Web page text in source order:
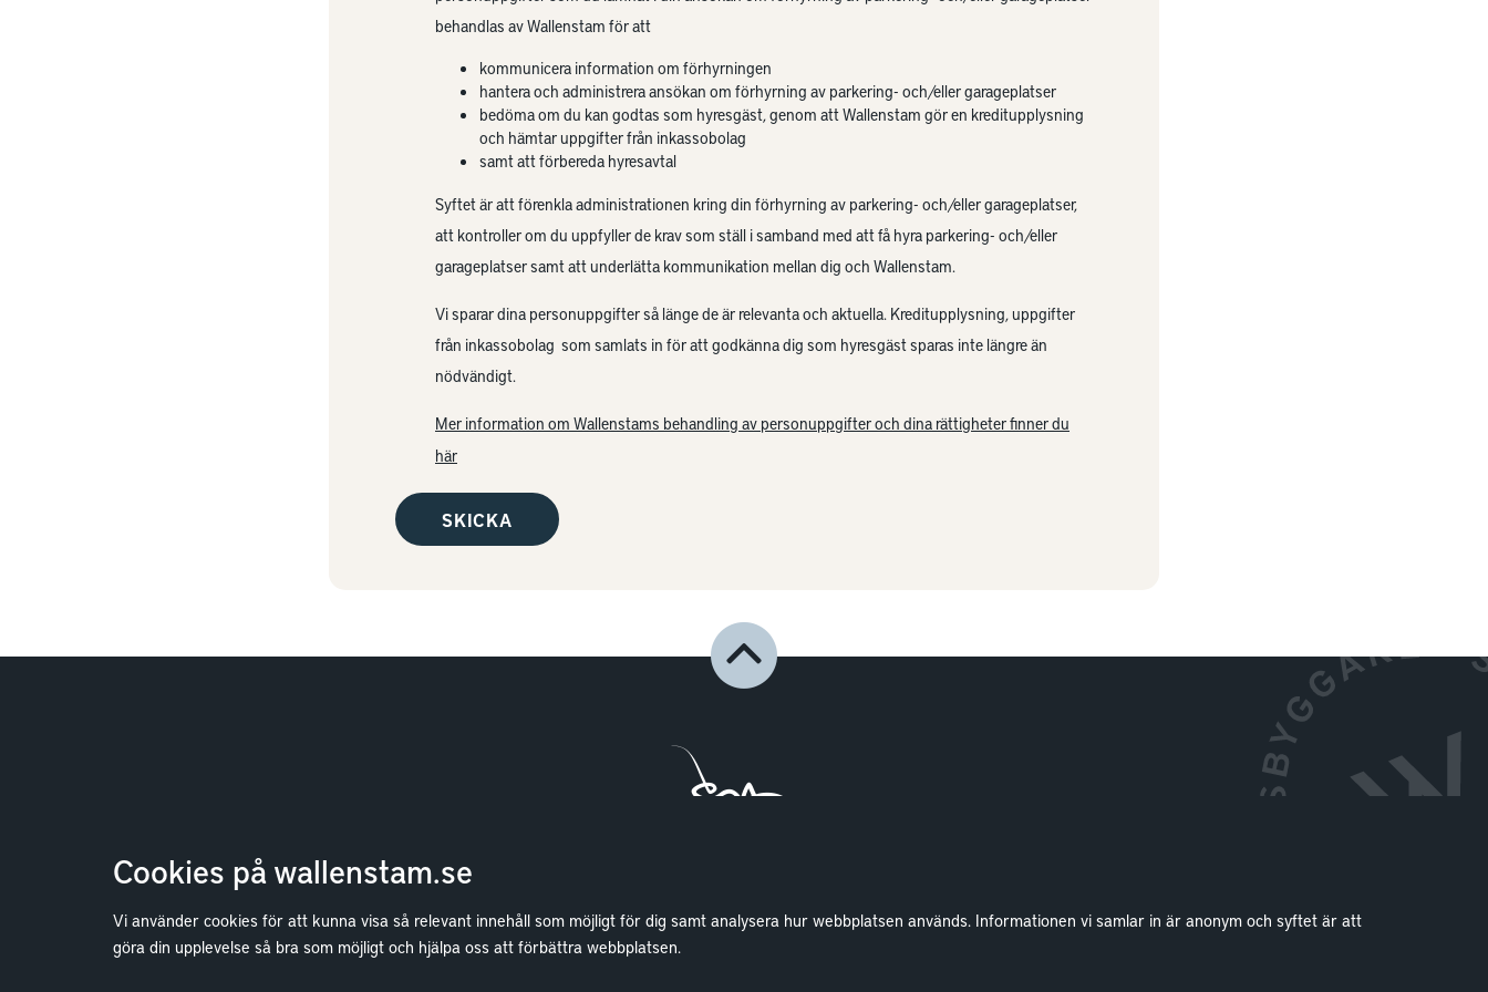
Cookies på wallenstam.se
Vi använder cookies för att kunna visa så relevant innehåll som möjligt för dig samt analysera hur webbplatsen används. Informationen vi samlar in är anonym och syftet är att
göra din upplevelse så bra som möjligt och hjälpa oss att förbättra webbplatsen.
behandlas av Wallenstam för att
kommunicera information om förhyrningen
hantera och administrera ansökan om förhyrning av parkering- och/eller garageplatser
bedöma om du kan godtas som hyresgäst, genom att Wallenstam gör en kreditupplysning
och hämtar uppgifter från inkassobolag
samt att förbereda hyresavtal
Syftet är att förenkla administrationen kring din förhyrning av parkering- och/eller garageplatser,
att kontroller om du uppfyller de krav som ställ i samband med att få hyra parkering- och/eller
garageplatser samt att underlätta kommunikation mellan dig och Wallenstam.
Vi sparar dina personuppgifter så länge de är relevanta och aktuella. Kreditupplysning, uppgifter
från inkassobolag som samlats in för att godkänna dig som hyresgäst sparas inte längre än
nödvändigt.
Mer information om Wallenstams behandling av personuppgifter och dina rättigheter finner du
här
Bostäder Lokaler